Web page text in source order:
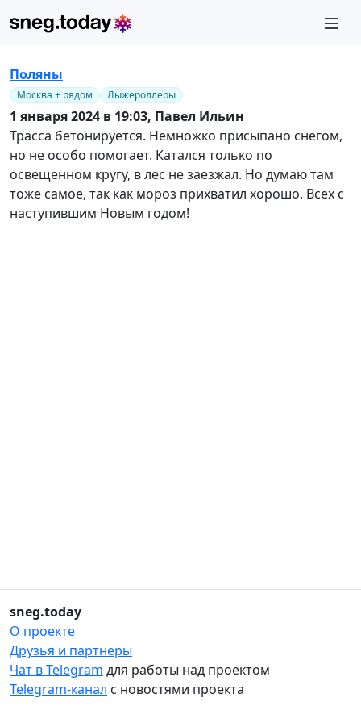
Поляны
Москва + рядом Лыжероллеры
1 января 2024 в 19:03, Павел Ильин
Трасса бетонируется. Немножко присыпано снегом,
но не особо помогает. Катался только по
освещенном кругу, в лес не заезжал. Но думаю там
тоже самое, так как мороз прихватил хорошо. Всех с
наступившим Новым годом!
sneg.today
О проекте
Друзья и партнеры
Чат в Telegram для работы над проектом
Telegram-канал с новостями проекта